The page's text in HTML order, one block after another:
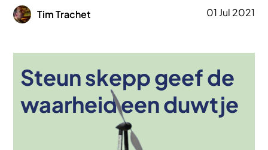
Afbeelding
Tim Trachet 01 Jul 2021
Steun skepp geef de
waarheid een duwtje
Afbeelding